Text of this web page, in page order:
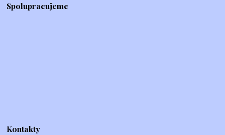
Spolupracujeme
Kontakty